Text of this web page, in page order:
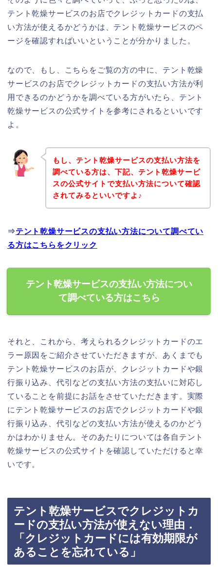
テント乾燥サービスのお店でクレジットカードの支払
い方法が使えるかどうかは、テント乾燥サービスのペ
ージを確認すればいいということが分かりました。
なので、もし、こちらをご覧の方の中に、テント乾燥
サービスのお店でクレジットカードの支払い方法が利
用できるのかどうかを調べている方がいたら、テント
乾燥サービスの公式サイトを参考にされるといいです
よ。
もし、テント乾燥サービスの支払い方法を
調べている方は、下記、テント乾燥サービ
スの公式サイトで支払い方法について確認
されてみるといいですよ♪
⇒テント乾燥サービスの支払い方法について調べてい
る方はこちらをクリック
テント乾燥サービスの支払い方法につい
て調べている方はこちら
それと、これから、考えられるクレジットカードのエ
ラー原因をご紹介させていただきますが、あくまでも
テント乾燥サービスのお店が、クレジットカードや銀
行振り込み、代引などの支払い方法の支払いに対応し
ていることを前提にお話をさせていただきます。実際
にテント乾燥サービスのお店でクレジットカードや銀
行振り込み、代引などの支払い方法が使えるのかどう
かはわかりません。そのあたりについては各自テント
乾燥サービスの公式サイトを確認していただけると幸
いです。
テント乾燥サービスでクレジットカ
ードの支払い方法が使えない理由．
「クレジットカードには有効期限が
あることを忘れている」